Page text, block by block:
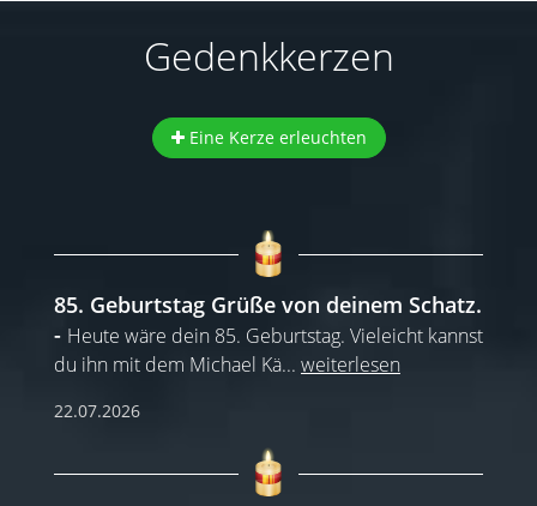
Gedenkkerzen
Eine Kerze erleuchten
85. Geburtstag Grüße von deinem Schatz.
Heute wäre dein 85. Geburtstag. Vieleicht kannst
du ihn mit dem Michael Kä... weiterlesen
22.07.2026